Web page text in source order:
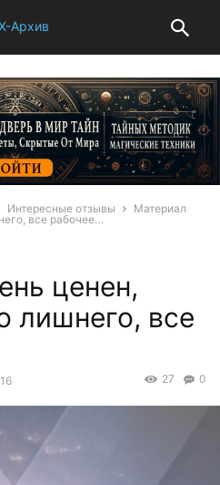
Интересные отзывы
Материал
все рабочее…
ценен,
лишнего, все
0
27